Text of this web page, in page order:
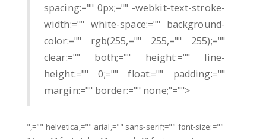
spacing:="" 0px;="" -webkit-text-stroke-
width:="" white-space:="" background-
color:="" rgb(255,="" 255,="" 255);=""
clear:="" both;="" height:="" line-
height:="" 0;="" float:="" padding:=""
margin:="" border:="" none;"="">
",="" helvetica,="" arial,="" sans-serif;="" font-size:=""